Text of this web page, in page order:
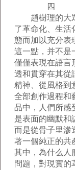
四
趙樹理的大眾
了革命化、生活
態而加以充分表
這一點，并不是
僅僅表現在語言
透和貫穿在其從
精神、從風格到
全部創作過程和
品中，人們所感
是表面的幽默和
而是從骨子里滲
著一個純正的共
其中，為什么人
問題，對現實的